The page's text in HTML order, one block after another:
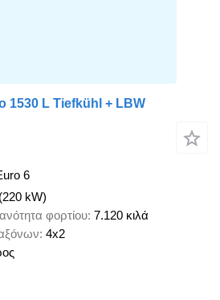
1530 L Tiefkühl + LBW
6
kW)
φορτίου 7.120 κιλά
4x2